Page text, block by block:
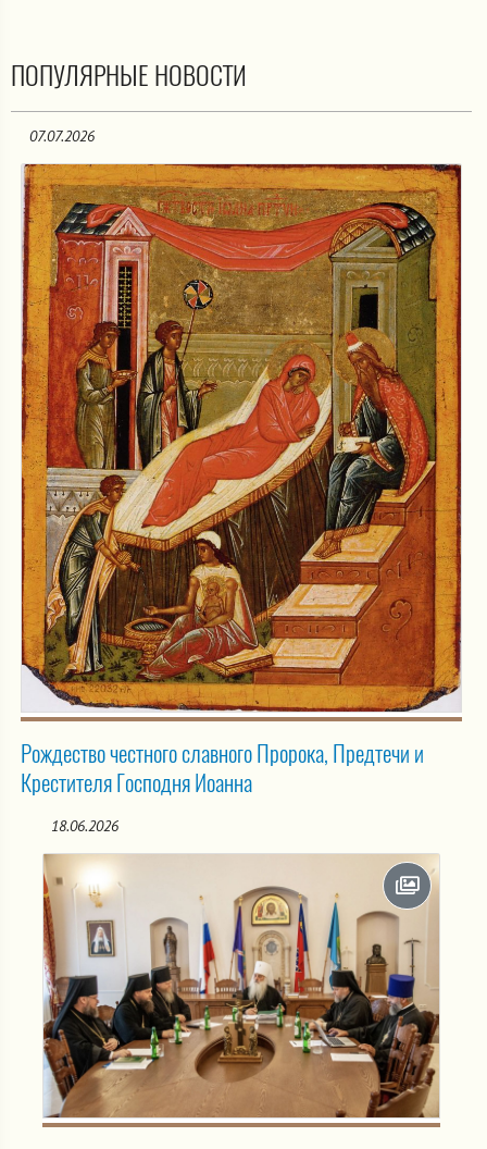
ПОПУЛЯРНЫЕ НОВОСТИ
07.07.2026
Рождество честного славного Пророка, Предтечи и
Крестителя Господня Иоанна
18.06.2026